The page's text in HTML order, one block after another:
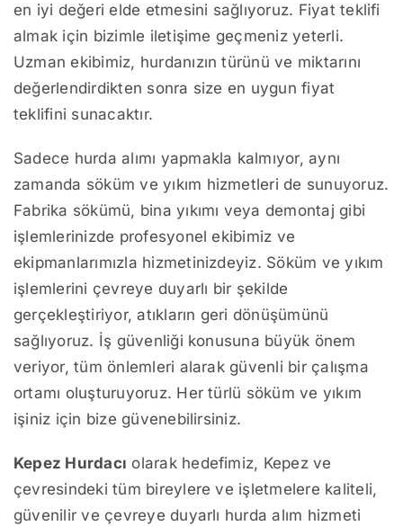
en iyi değeri elde etmesini sağlıyoruz. Fiyat teklifi
almak için bizimle iletişime geçmeniz yeterli.
Uzman ekibimiz, hurdanızın türünü ve miktarını
değerlendirdikten sonra size en uygun fiyat
teklifini sunacaktır.
Sadece hurda alımı yapmakla kalmıyor, aynı
zamanda söküm ve yıkım hizmetleri de sunuyoruz.
Fabrika sökümü, bina yıkımı veya demontaj gibi
işlemlerinizde profesyonel ekibimiz ve
ekipmanlarımızla hizmetinizdeyiz. Söküm ve yıkım
işlemlerini çevreye duyarlı bir şekilde
gerçekleştiriyor, atıkların geri dönüşümünü
sağlıyoruz. İş güvenliği konusuna büyük önem
veriyor, tüm önlemleri alarak güvenli bir çalışma
ortamı oluşturuyoruz. Her türlü söküm ve yıkım
işiniz için bize güvenebilirsiniz.
Kepez Hurdacı olarak hedefimiz, Kepez ve
çevresindeki tüm bireylere ve işletmelere kaliteli,
güvenilir ve çevreye duyarlı hurda alım hizmeti